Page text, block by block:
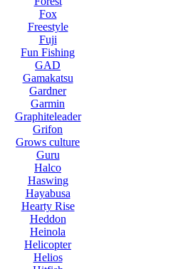
Fox
Freestyle
Fuji
Fun Fishing
GAD
Gamakatsu
Gardner
Garmin
Graphiteleader
Grifon
Grows culture
Guru
Halco
Haswing
Hayabusa
Hearty Rise
Heddon
Heinola
Helicopter
Helios